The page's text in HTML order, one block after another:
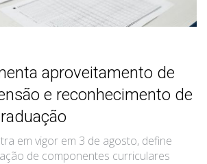
aproveitamento de
e reconhecimento de
em vigor em 3 de agosto, define
de componentes curriculares